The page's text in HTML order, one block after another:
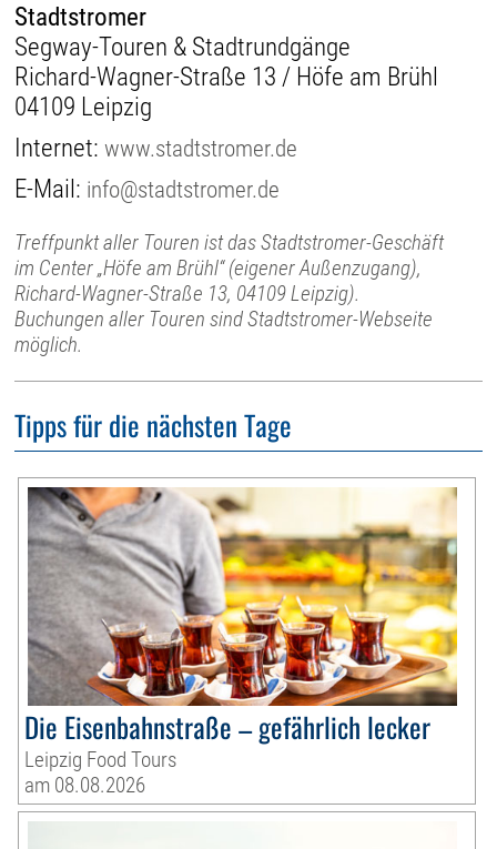
Stadtstromer
Segway-Touren & Stadtrundgänge
Richard-Wagner-Straße 13 / Höfe am Brühl
04109 Leipzig
Internet:www.stadtstromer.de
E-Mail: info@stadtstromer.de
Treffpunkt aller Touren ist das Stadtstromer-Geschäft
im Center „Höfe am Brühl“ (eigener Außenzugang),
Richard-Wagner-Straße 13, 04109 Leipzig).
Buchungen aller Touren sind Stadtstromer-Webseite
möglich.
Tipps für die nächsten Tage
Die Eisenbahnstraße – gefährlich lecker
Leipzig Food Tours
am 08.08.2026